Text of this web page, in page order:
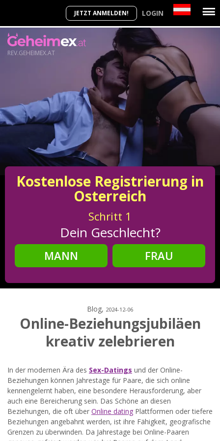
JETZT ANMELDEN! LOGIN
REV.GEHEIMEX.AT
Kostenlose Registrierung in
Osterreich
Schritt 1
Dein Geschlecht?
MANN
FRAU
Schritt2
Schritt3
Deine E-Mail?
Mit meiner Anmeldung erkläre ich mich mit den
Nutzungsbedingungenund derDatenschutzerklärung
einverstanden. Ich erhalte Informationen und Angebote des
Betreibers per E-Mail, der Zusendung kann ich jederzeit
Blog, 2024-12-06
Online-Beziehungsjubiläen
kreativ zelebrieren
In der modernen Ära des Sex-Datings und der Online-
Beziehungen können Jahrestage für Paare, die sich online
kennengelernt haben, eine besondere Herausforderung, aber
auch eine Bereicherung sein. Das Schöne an diesen
Beziehungen, die oft über Online dating Plattformen oder tiefere
Beziehungen angebahnt werden, ist ihre Fähigkeit, geografische
Grenzen zu überwinden. Da Jahrestage bei Online-Paaren